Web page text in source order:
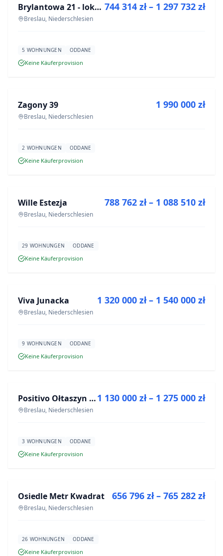
NEUBAU Brylantowa 21 - lokale usługowe
Breslau, Niederschlesien
744 314 zł – 1 297 732 zł
5 WOHNUNGEN ODDANE
Keine Käuferprovision
NEUBAU
Zagony 39
Breslau, Niederschlesien
1 990 000 zł
2 WOHNUNGEN ODDANE
Keine Käuferprovision
NEUBAU
Wille Estezja
Breslau, Niederschlesien
788 762 zł – 1 088 510 zł
29 WOHNUNGEN ODDANE
Keine Käuferprovision
NEUBAU
Viva Junacka
Breslau, Niederschlesien
1 320 000 zł – 1 540 000 zł
9 WOHNUNGEN ODDANE
Keine Käuferprovision
NEUBAU Positivo Ołtaszyn - mieszkania wykończone pod klucz
Breslau, Niederschlesien
1 130 000 zł – 1 275 000 zł
3 WOHNUNGEN ODDANE
Keine Käuferprovision
NEUBAU
Osiedle Metr Kwadrat
Breslau, Niederschlesien
656 796 zł – 765 282 zł
26 WOHNUNGEN ODDANE
Keine Käuferprovision